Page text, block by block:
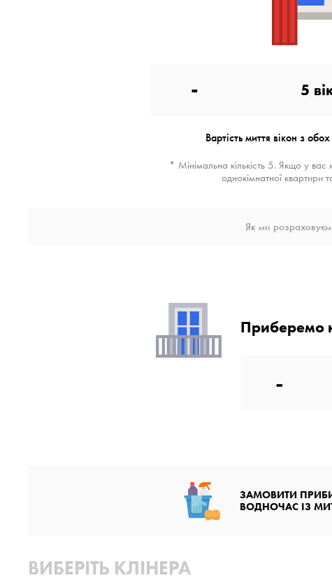
- 5
Вартість миття вікон з обох
* Мінімальна кількість 5. Якщо у
однокімнатної квартири
Як ми розраховуємо
Приберемо
-
ЗАМОВИТИ
ВОДНОЧАС ІЗ
ВИБЕРІТЬ КЛІНЕРА